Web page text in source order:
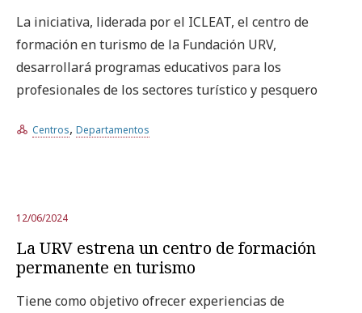
La iniciativa, liderada por el ICLEAT, el centro de
formación en turismo de la Fundación URV,
desarrollará programas educativos para los
profesionales de los sectores turístico y pesquero
Centros, Departamentos
12/06/2024
La URV estrena un centro de formación
permanente en turismo
Tiene como objetivo ofrecer experiencias de